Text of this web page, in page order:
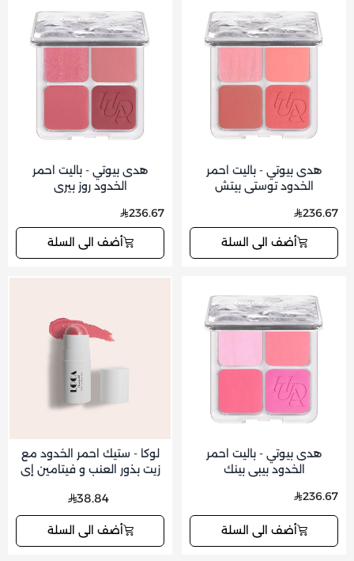
هدى بيوتي - باليت احمر
الخدود توستي بيتش
236.67
أضف الى السلة
هدى بيوتي - باليت احمر
الخدود روز بيري
236.67
أضف الى السلة
هدى بيوتي - باليت احمر
الخدود بيبي بينك
236.67
أضف الى السلة
لوكا - ستيك احمر الخدود مع
زيت بذور العنب و فيتامين إي
38.84
أضف الى السلة